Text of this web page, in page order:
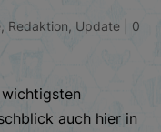
, Redaktion, Update
0
auch hier in